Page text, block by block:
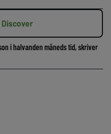
i halvanden måneds tid, skriver